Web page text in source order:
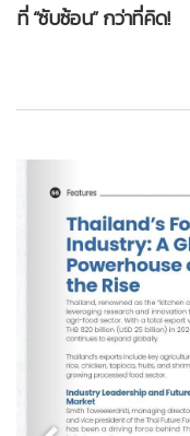
ที่ “ซับซ้อน” กว่าที่คิด!